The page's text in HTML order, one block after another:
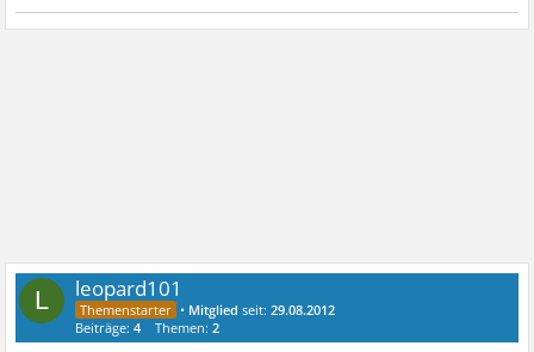
L leopard101
• Mitglied seit:29.08.2012
Beiträge:4 Themen:2